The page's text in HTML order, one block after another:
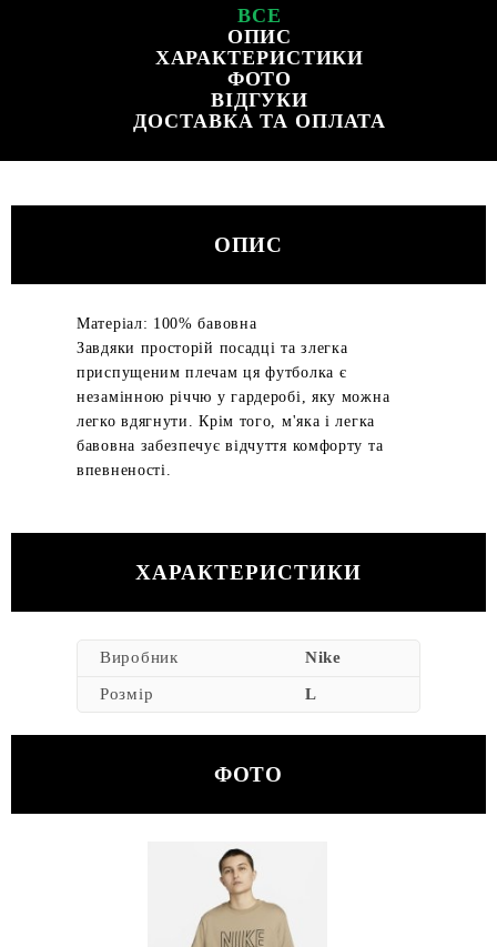
ВСЕ
ОПИС
ХАРАКТЕРИСТИКИ
ФОТО
ВІДГУКИ
ДОСТАВКА ТА ОПЛАТА
ОПИС
Матеріал: 100% бавовна
Завдяки просторій посадці та злегка
приспущеним плечам ця футболка є
незамінною річчю у гардеробі, яку можна
легко вдягнути. Крім того, м'яка і легка
бавовна забезпечує відчуття комфорту та
впевненості.
ХАРАКТЕРИСТИКИ
Виробник Nike
Розмір L
ФОТО